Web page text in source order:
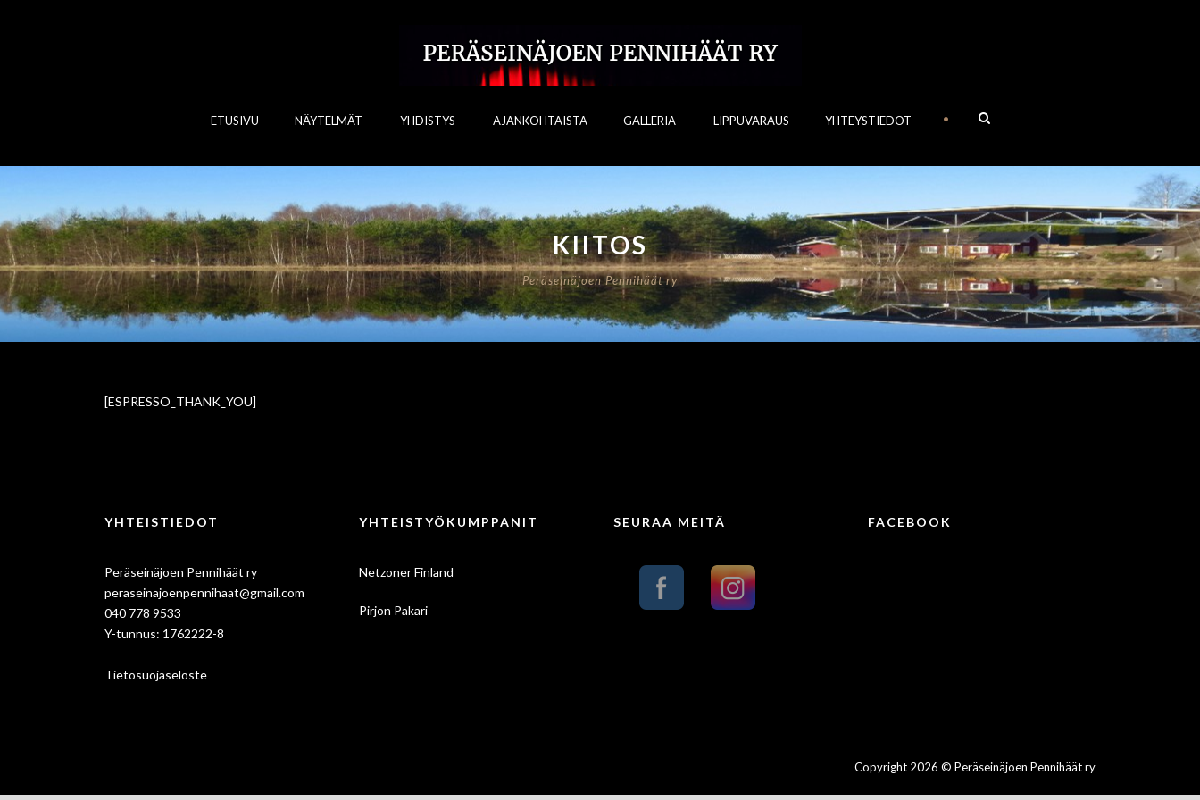
ETUSIVU NÄYTELMÄT YHDISTYS AJANKOHTAISTA GALLERIA LIPPUVARAUS YHTEYSTIEDOT •
KIITOS
Peräseinäjoen Pennihäät ry
[ESPRESSO_THANK_YOU]
YHTEISTIEDOT
Peräseinäjoen Pennihäät ry
peraseinajoenpennihaat@gmail.com
040 778 9533
Y-tunnus: 1762222-8
Tietosuojaseloste
YHTEISTYÖKUMPPANIT
Netzoner Finland
Pirjon Pakari
SEURAA MEITÄ FACEBOOK
Copyright 2026 © Peräseinäjoen Pennihäät ry